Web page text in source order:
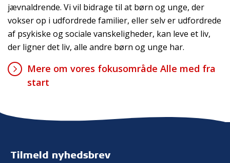
jævnaldrende. Vi vil bidrage til at børn og unge, der
vokser op i udfordrede familier, eller selv er udfordrede
af psykiske og sociale vanskeligheder, kan leve et liv,
der ligner det liv, alle andre børn og unge har.
Mere om vores fokusområde Alle med fra
start
Tilmeld nyhedsbrev